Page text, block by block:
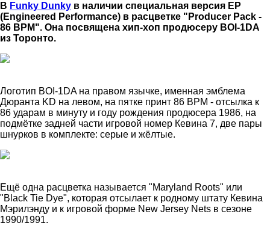
В Funky Dunky в наличии специальная версия EP
(Engineered Performance) в расцветке "Producer Pack -
86 BPM". Она посвящена хип-хоп продюсеру BOI-1DA
из Торонто.
Логотип BOI-1DA на правом язычке, именная эмблема
Дюранта KD на левом, на пятке принт 86 BPM - отсылка к
86 ударам в минуту и году рождения продюсера 1986, на
подмётке задней части игровой номер Кевина 7, две пары
шнурков в комплекте: серые и жёлтые.
Ещё одна расцветка называется "Maryland Roots" или
"Black Tie Dye", которая отсылает к родному штату Кевина
Мэрилэнду и к игровой форме New Jersey Nets в сезоне
1990/1991.